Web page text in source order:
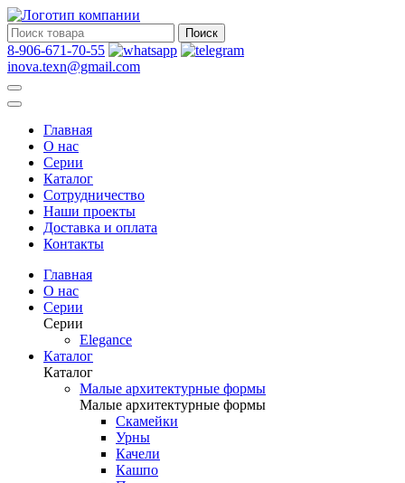
Поиск
8-906-671-70-55
inova.texn@gmail.com
Главная
О нас
Серии
Каталог
Сотрудничество
Наши проекты
Доставка и оплата
Контакты
Главная
О нас
Серии
Серии
Elegance
Каталог
Каталог
Малые архитектурные формы
Малые архитектурные формы
Скамейки
Урны
Качели
Кашпо